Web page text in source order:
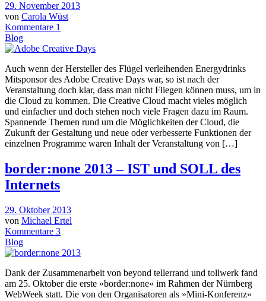
29. November 2013
von Carola Wüst
Kommentare 1
Blog
Auch wenn der Hersteller des Flügel verleihenden Energydrinks
Mitsponsor des Adobe Creative Days war, so ist nach der
Veranstaltung doch klar, dass man nicht Fliegen können muss, um in
die Cloud zu kommen. Die Creative Cloud macht vieles möglich
und einfacher und doch stehen noch viele Fragen dazu im Raum.
Spannende Themen rund um die Möglichkeiten der Cloud, die
Zukunft der Gestaltung und neue oder verbesserte Funktionen der
einzelnen Programme waren Inhalt der Veranstaltung von […]
border:none 2013 – IST und SOLL des
Internets
29. Oktober 2013
von Michael Ertel
Kommentare 3
Blog
Dank der Zusammenarbeit von beyond tellerrand und tollwerk fand
am 25. Oktober die erste »border:none« im Rahmen der Nürnberg
WebWeek statt. Die von den Organisatoren als »Mini-Konferenz«